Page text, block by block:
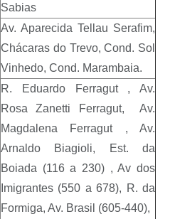
Sabias
Av. Aparecida Tellau Serafim,
Chácaras do Trevo, Cond. Sol
Vinhedo, Cond. Marambaia.
R. Eduardo Ferragut , Av.
Rosa Zanetti Ferragut, Av.
Magdalena Ferragut , Av.
Arnaldo Biagioli, Est. da
Boiada (116 a 230) , Av dos
Imigrantes (550 a 678), R. da
Formiga, Av. Brasil (605-440),